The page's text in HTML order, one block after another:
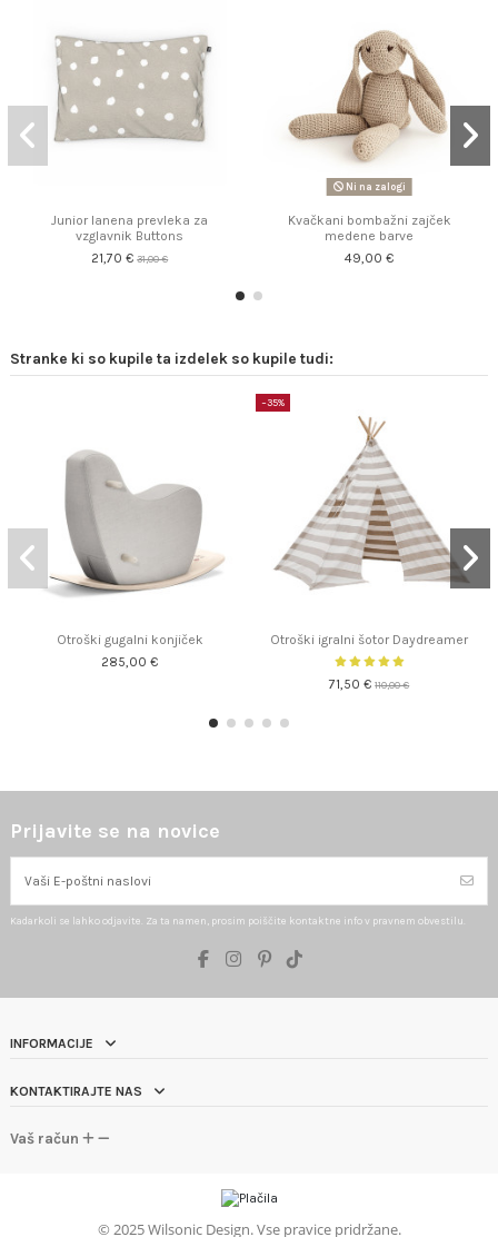
Junior lanena prevleka za
vzglavnik Buttons
21,70 €31,00 €
Ni na zalogi
Kvačkani bombažni zajček
medene barve
49,00 €
Stranke ki so kupile ta izdelek so kupile tudi:
Otroški gugalni konjiček
285,00 €
−35%
Otroški igralni šotor Daydreamer
71,50 €110,00 €
Prijavite se na novice
Kadarkoli se lahko odjavite. Za ta namen, prosim poiščite kontaktne info v pravnem obvestilu.
INFORMACIJE
KONTAKTIRAJTE NAS
Vaš račun
© 2025 Wilsonic Design. Vse pravice pridržane.